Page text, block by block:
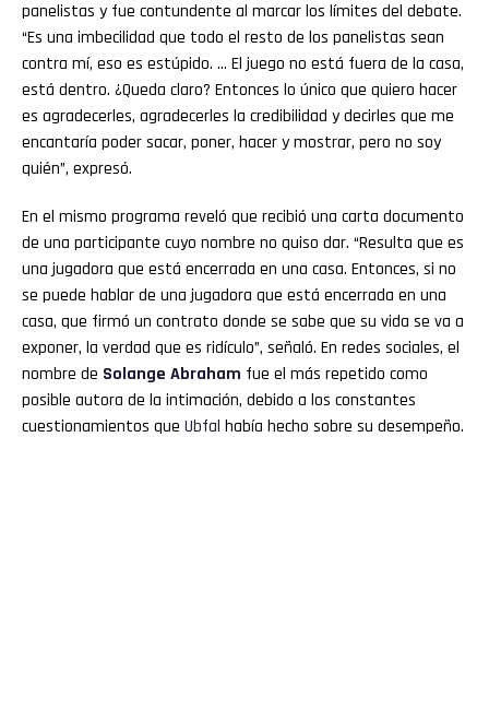
panelistas y fue contundente al marcar los límites del debate.
“Es una imbecilidad que todo el resto de los panelistas sean
contra mí, eso es estúpido. … El juego no está fuera de la casa,
está dentro. ¿Queda claro? Entonces lo único que quiero hacer
es agradecerles, agradecerles la credibilidad y decirles que me
encantaría poder sacar, poner, hacer y mostrar, pero no soy
quién”, expresó.
En el mismo programa reveló que recibió una carta documento
de una participante cuyo nombre no quiso dar. “Resulta que es
una jugadora que está encerrada en una casa. Entonces, si no
se puede hablar de una jugadora que está encerrada en una
casa, que firmó un contrato donde se sabe que su vida se va a
exponer, la verdad que es ridículo”, señaló. En redes sociales, el
nombre de Solange Abraham fue el más repetido como
posible autora de la intimación, debido a los constantes
cuestionamientos que Ubfal había hecho sobre su desempeño.